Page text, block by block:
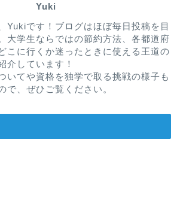
Yuki
Yukiです！ブログはほぼ毎日投稿を目
大学生ならではの節約方法、各都道府
こに行くか迷ったときに使える王道の
介しています！
いてや資格を独学で取る挑戦の様子も
で、ぜひご覧ください。